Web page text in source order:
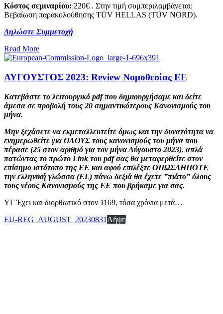
Κόστος σεμιναρίου: 220€ . Στην τιμή συμπεριλαμβάνεται:
Βεβαίωση παρακολούθησης TÜV HELLAS (TÜV NORD).
Δηλώστε Συμμετοχή
Read More
ΑΥΓΟΥΣΤΟΣ 2023: Review Νομοθεσίας EE
Κατεβάστε το λειτουργικό pdf που δημιουργήσαμε και δείτε
άμεσα σε προβολή τους 20 σημαντικότερους Κανονισμούς του
μήνα.
Μην ξεχάσετε να εκμεταλλευτείτε όμως και την δυνατότητα να
ενημερωθείτε για ΟΛΟΥΣ τους κανονισμούς του μήνα που
πέρασε (25 στον αριθμό για τον μήνα Αύγουστο 2023), απλά
πατώντας το πρώτο Link του pdf σας θα μεταφερθείτε στον
επίσημο ιστότοπο της ΕΕ και αφού επιλέξτε ΟΠΩΣΔΗΠΟΤΕ
την ελληνική γλώσσα (EL) πάνω δεξιά θα έχετε ”πιάτο” όλους
τους νέους Κανονισμούς της ΕΕ που βρήκαμε για σας.
ΥΓ Έχει και διορθωτικό στον 1169, τόσα χρόνια μετά…
EU-REG_AUGUST_20230831 Λήψη